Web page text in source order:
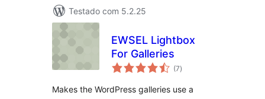
Testado com 5.2.25
EWSEL Lightbox
For Galleries
(7total
de
)
Makes the WordPress galleries use a